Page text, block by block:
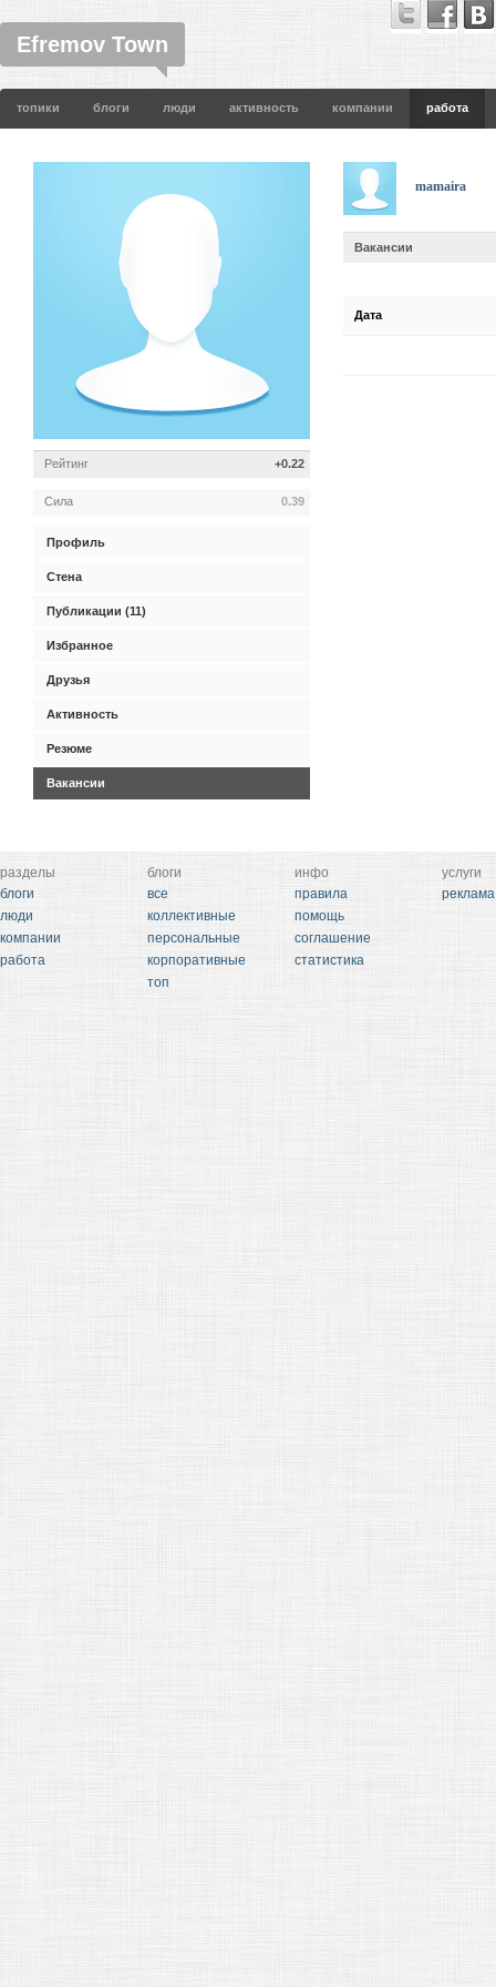
Efremov Town
топики блоги люди активность компании работа
mamaira
Вакансии
Дата
Рейтинг +0.22
Сила 0.39
Профиль
Стена
Публикации (11)
Избранное
Друзья
Активность
Резюме
Вакансии
разделы
блоги
люди
компании
работа
блоги
все
коллективные
персональные
корпоративные
топ
инфо
правила
помощь
соглашение
статистика
услуги
реклама